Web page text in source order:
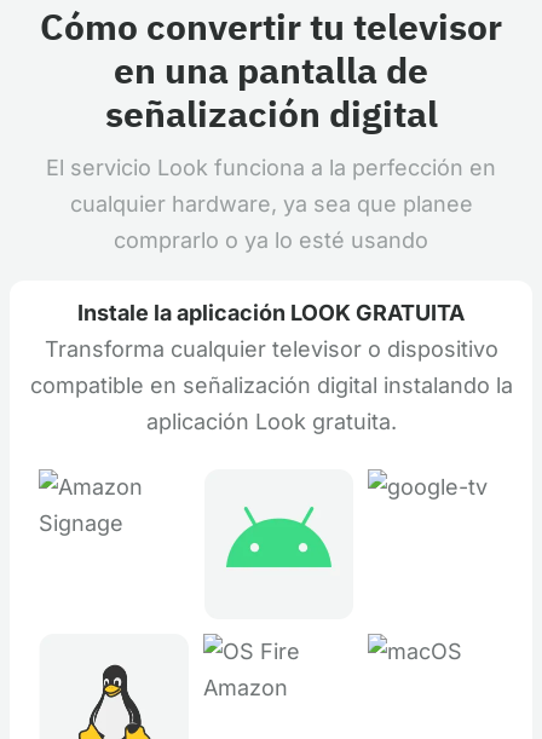
Cómo convertir tu televisor
en una pantalla de
señalización digital
El servicio Look funciona a la perfección en
cualquier hardware, ya sea que planee
comprarlo o ya lo esté usando
Instale la aplicación LOOK GRATUITA
Transforma cualquier televisor o dispositivo
compatible en señalización digital instalando la
aplicación Look gratuita.